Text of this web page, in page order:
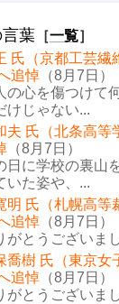
葉 ［一覧］
氏（京都工芸繊
追悼 （8月7日）
の心を傷つけて
けじゃない...
夫 氏（北条高等
（8月7日）
日に学校の裏山
いた姿や、...
明 氏（札幌高等
追悼 （8月7日）
がとうございま
喬樹 氏（東京女
追悼 （8月7日）
がとうございま